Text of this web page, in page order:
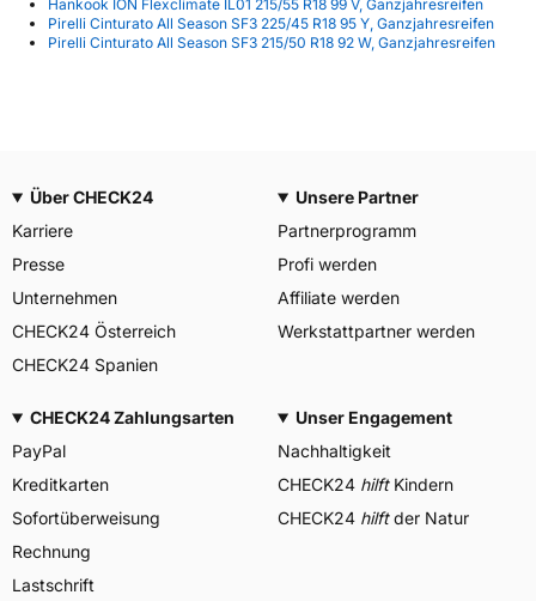
Hankook ION Flexclimate IL01 215/55 R18 99 V, Ganzjahresreifen
Pirelli Cinturato All Season SF3 225/45 R18 95 Y, Ganzjahresreifen
Pirelli Cinturato All Season SF3 215/50 R18 92 W, Ganzjahresreifen
Über CHECK24
Karriere
Presse
Unternehmen
CHECK24 Österreich
CHECK24 Spanien
Unsere Partner
Partnerprogramm
Profi werden
Affiliate werden
Werkstattpartner werden
CHECK24 Zahlungsarten
PayPal
Kreditkarten
Sofortüberweisung
Rechnung
Lastschrift
Unser Engagement
Nachhaltigkeit
CHECK24 hilftKindern
CHECK24 hilftder Natur